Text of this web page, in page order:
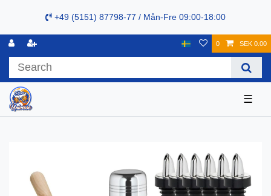
+49 (5151) 87798-77 / Mån-Fre 09:00-18:00
0 SEK 0.00
☰